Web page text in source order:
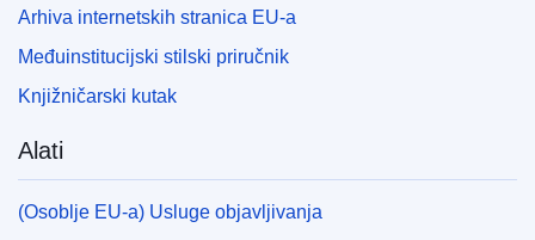
Arhiva internetskih stranica EU-a
Međuinstitucijski stilski priručnik
Knjižničarski kutak
Alati
(Osoblje EU-a) Usluge objavljivanja